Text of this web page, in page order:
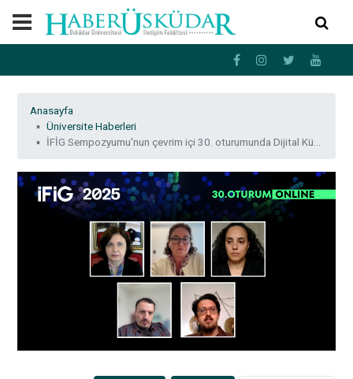
Anasayfa
Üniversite Haberleri
İFİG Sempozyumu'nun çevrim içi 30. oturumunda Dijital Kültür ve Yaratıcı Endüstriler irdelendi